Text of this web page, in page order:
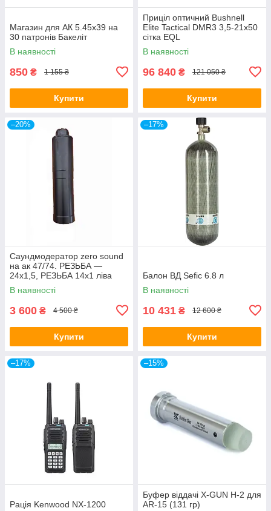
Магазин для АК 5.45х39 на
30 патронів Бакеліт
В наявності
850 ₴ 1 155 ₴
Купити
Приціл оптичний Bushnell
Elite Tactical DMR3 3,5-21x50
сітка EQL
В наявності
96 840 ₴ 121 050 ₴
Купити
–20%
Саундмодератор zero sound
на ак 47/74. РЕЗЬБА —
24х1,5, РЕЗЬБА 14х1 ліва
В наявності
3 600 ₴ 4 500 ₴
Купити
–17%
Балон ВД Sefic 6.8 л
В наявності
10 431 ₴ 12 600 ₴
Купити
–17%
Рація Kenwood NX-1200
–15%
Буфер віддачі X-GUN H-2 для
AR-15 (131 гр)